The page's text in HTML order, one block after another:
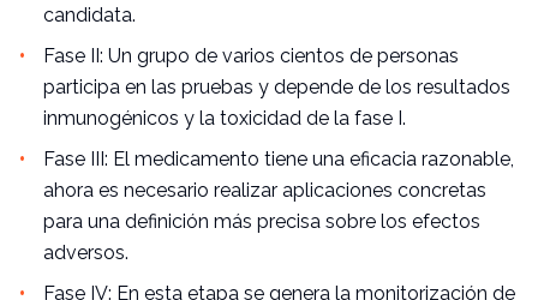
candidata.
Fase II: Un grupo de varios cientos de personas
participa en las pruebas y depende de los resultados
inmunogénicos y la toxicidad de la fase I.
Fase III: El medicamento tiene una eficacia razonable,
ahora es necesario realizar aplicaciones concretas
para una definición más precisa sobre los efectos
adversos.
Fase IV: En esta etapa se genera la monitorización de